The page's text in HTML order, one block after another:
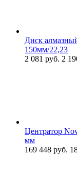
Диск
150мм/22,23
2 081 руб. 2
Центратор
мм
169 448 руб.